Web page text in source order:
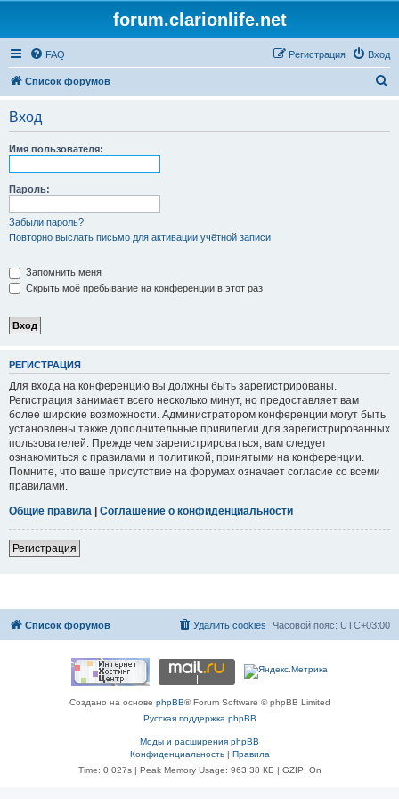
forum.clarionlife.net
FAQ Вход
Регистрация
Список форумов
Вход
Имя пользователя:
Пароль:
Забыли пароль?
Повторно выслать письмо для активации учётной записи
Запомнить меня
Скрыть моё пребывание на конференции в этот раз
РЕГИСТРАЦИЯ
Для входа на конференцию вы должны быть зарегистрированы.
Регистрация занимает всего несколько минут, но предоставляет вам
более широкие возможности. Администратором конференции могут быть
установлены также дополнительные привилегии для зарегистрированных
пользователей. Прежде чем зарегистрироваться, вам следует
ознакомиться с правилами и политикой, принятыми на конференции.
Помните, что ваше присутствие на форумах означает согласие со всеми
правилами.
Общие правила | Соглашение о конфиденциальности
Регистрация
Список форумов Часовой пояс: UTC+03:00
Удалить cookies
Создано на основе phpBB® Forum Software © phpBB Limited
Русская поддержка phpBB
Моды и расширения phpBB
Конфиденциальность| Правила
Time: 0.027s| Peak Memory Usage: 963.38 КБ | GZIP: On